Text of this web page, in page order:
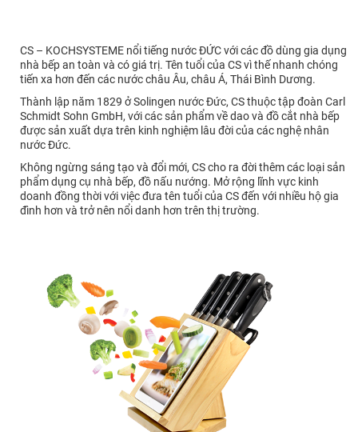
CS – KOCHSYSTEME nổi tiếng nước ĐỨC với các đồ dùng gia dụng
nhà bếp an toàn và có giá trị. Tên tuổi của CS vì thế nhanh chóng
tiến xa hơn đến các nước châu Âu, châu Á, Thái Bình Dương.
Thành lập năm 1829 ở Solingen nước Đức, CS thuộc tập đoàn Carl
Schmidt Sohn GmbH, với các sản phẩm về dao và đồ cắt nhà bếp
được sản xuất dựa trên kinh nghiệm lâu đời của các nghệ nhân
nước Đức.
Không ngừng sáng tạo và đổi mới, CS cho ra đời thêm các loại sản
phẩm dụng cụ nhà bếp, đồ nấu nướng. Mở rộng lĩnh vực kinh
doanh đồng thời với việc đưa tên tuổi của CS đến với nhiều hộ gia
đình hơn và trở nên nổi danh hơn trên thị trường.